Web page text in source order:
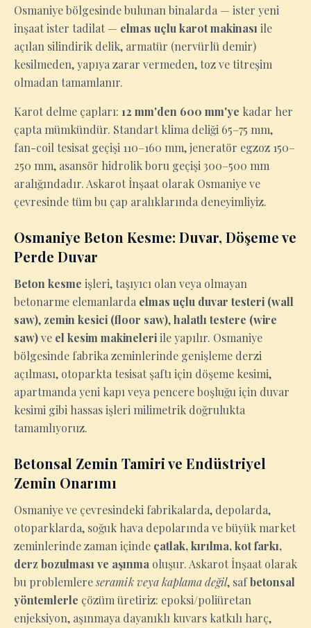
Osmaniye bölgesinde bulunan binalarda — ister yeni
inşaat ister tadilat — elmas uçlu karot makinası ile
açılan silindirik delik, armatür (nervürlü demir)
kesilmeden, yapıya zarar vermeden, toz ve titreşim
olmadan tamamlanır.
Karot delme çapları: 12 mm'den 600 mm'ye kadar her
çapta mümkündür. Standart klima deliği 65–75 mm,
fan-coil tesisat geçişi 110–160 mm, jeneratör egzoz 150–
250 mm, asansör hidrolik boru geçişi 300–500 mm
aralığındadır. Askarot İnşaat olarak Osmaniye ve
çevresinde tüm bu çap aralıklarında deneyimliyiz.
Osmaniye Beton Kesme: Duvar, Döşeme ve
Perde Duvar
Beton kesme işleri, taşıyıcı olan veya olmayan
betonarme elemanlarda elmas uçlu duvar testeri (wall
saw), zemin kesici (floor saw),halatlı testere (wire
saw)ve el kesim makineleriile yapılır. Osmaniye
bölgesinde fabrika zeminlerinde genişleme derzi
açılması, otoparkta tesisat şaftı için döşeme kesimi,
apartmanda yeni kapı veya pencere boşluğu için duvar
kesimi gibi hassas işleri milimetrik doğrulukta
tamamlıyoruz.
Betonsal Zemin Tamiri ve Endüstriyel
Zemin Onarımı
Osmaniye ve çevresindeki fabrikalarda, depolarda,
otoparklarda, soğuk hava depolarında ve büyük market
zeminlerinde zaman içinde çatlak, kırılma, kot farkı,
derz bozulması ve aşınma oluşur. Askarot İnşaat olarak
bu problemlereseramik veya kaplama değil, safbetonsal
yöntemlerle çözüm üretiriz: epoksi/poliüretan
enjeksiyon, aşınmaya dayanıklı kuvars katkılı harç,